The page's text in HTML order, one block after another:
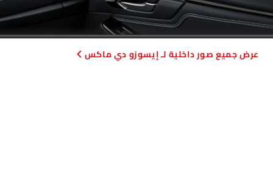
صور داخلية لـ إيسوزو دي ماكس